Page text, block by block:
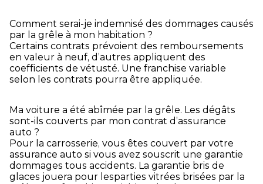
Comment serai-je indemnisé des dommages causés
par la grêle à mon habitation ?
Certains contrats prévoient des remboursements
en valeur à neuf, d’autres appliquent des
coefficients de vétusté. Une franchise variable
selon les contrats pourra être appliquée.
Ma voiture a été abîmée par la grêle. Les dégâts
sont-ils couverts par mon contrat d’assurance
auto ?
Pour la carrosserie, vous êtes couvert par votre
assurance auto si vous avez souscrit une garantie
dommages tous accidents. La garantie bris de
glaces jouera pour lesparties vitrées brisées par la